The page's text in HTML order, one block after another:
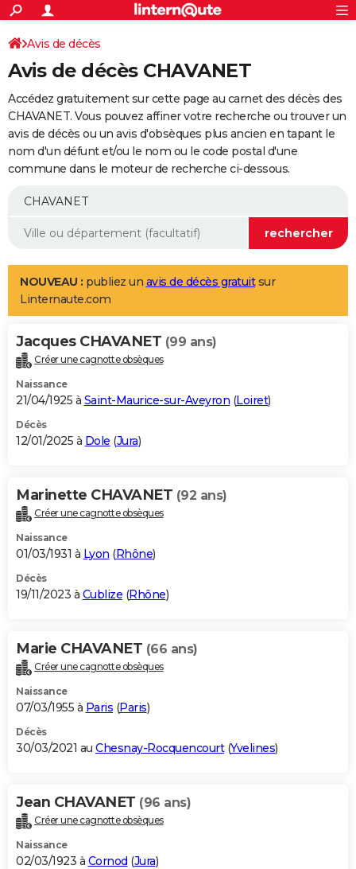
ACTUALITÉS
Politique
Société
Faits Divers
Education
Monde
Villes
+
SPORT
Coupe du monde 2026
Football
Tennis
Cyclisme
Rugby
Forum
Programme TV
TNT
Streaming
Cinéma
Sorties cinéma
Musique
+
FINANCE
Retraite
Epargne
Immobilier
Risques naturels par ville
Banque
Assurance
AUTO
Essais
Réserver un essai
Citadines
Berlines
SUV
Forum auto
+
Mobiles
Meilleur smartphone
Internet
Ordinateurs
Jeux vidéo
Guide high-tech
Aménagement intérieur
LIFESTYLE
Art de vivre
Bien-être
Loisirs
Mode
Modes de vie
Alimentation
Guide de la santé
Maladies
Médicaments
Sommeil
VOYAGE
Destinations
City break
Voyage nature
Voyage de noces
Forum
Climat
+PHOTO
GUIDES D'ACHAT
BONS PLANS
Carte de Noël
Carte Bonne année
Carte Saint-Valentin
Carte Pâques
Carte d'anniversaire
DICTIONNAIRE
Dictionnaire
Biographies
Citations
Expressions
Proverbes
PROGRAMME TV
S'inscrire
Se connecter
Lycées
Collèges
Primaires
Universités
Entreprises
Service militaire
Avis de recherche
AVIS DE DÉCÈS
Bricolage
Lifestyle
Culture
Sport
Auto
Television
Voyage
Cinema
Avis de décès
Avis de décès CHAVANET
Accédez gratuitement sur cette page au carnet des décès des
CHAVANET. Vous pouvez affiner votre recherche ou trouver un
avis de décès ou un avis d'obsèques plus ancien en tapant le
nom d'un défunt et/ou le nom ou le code postal d'une
commune dans le moteur de recherche ci-dessous.
NOUVEAU : publiez un avis de décès gratuitsur
Linternaute.com
Jacques CHAVANET (99 ans)
Créer une cagnotte obsèques
Naissance
21/04/1925 à Saint-Maurice-sur-Aveyron (Loiret)
Décès
12/01/2025 à Dole (Jura)
Marinette CHAVANET (92 ans)
Créer une cagnotte obsèques
Naissance
01/03/1931 à Lyon (Rhône)
Décès
19/11/2023 à Cublize (Rhône)
Marie CHAVANET (66 ans)
Créer une cagnotte obsèques
Naissance
07/03/1955 à Paris (Paris)
Décès
30/03/2021 au Chesnay-Rocquencourt(Yvelines)
Jean CHAVANET (96 ans)
Créer une cagnotte obsèques
Naissance
02/03/1923 à Cornod (Jura)